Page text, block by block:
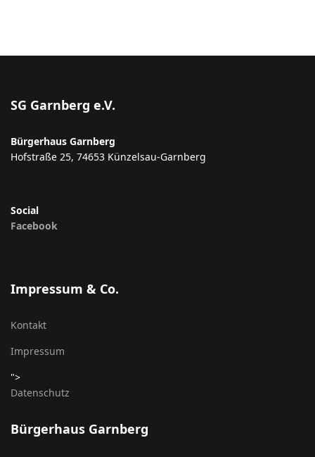
SG Garnberg e.V.
Bürgerhaus Garnberg
Hofstraße 25, 74653 Künzelsau-Garnberg
Social
Facebook
Impressum & Co.
Kontakt
Impressum
">
Datenschutz
Bürgerhaus Garnberg